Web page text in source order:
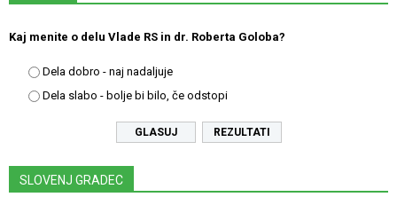
Kaj menite o delu Vlade RS in dr. Roberta Goloba?
Dela dobro - naj nadaljuje
Dela slabo - bolje bi bilo, če odstopi
REZULTATI
SLOVENJ GRADEC